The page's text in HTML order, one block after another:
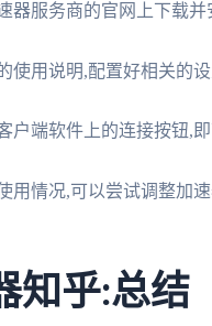
器服务商的官网上下载并
使用说明,配置好相关的
户端软件上的连接按钮,
用情况,可以尝试调整加
知乎:总结